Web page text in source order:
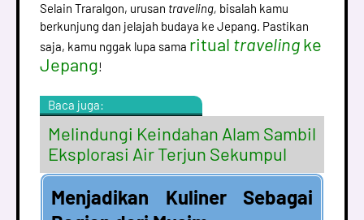
Selain Traralgon, urusan traveling, bisalah kamu
berkunjung dan jelajah budaya ke Jepang. Pastikan
saja, kamu nggak lupa sama ritual travelingke
Jepang!
Baca juga:
Melindungi Keindahan Alam Sambil
Eksplorasi Air Terjun Sekumpul
Menjadikan Kuliner Sebagai